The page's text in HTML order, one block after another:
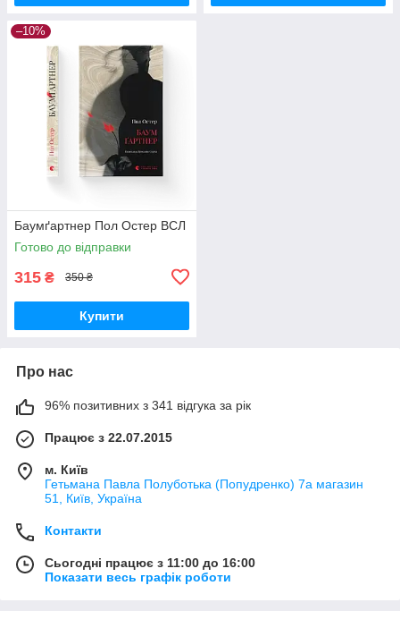
–10%
Баумґартнер Пол Остер ВСЛ
Готово до відправки
315 ₴ 350 ₴
Купити
Про нас
96% позитивних з 341 відгука за рік
Працює з 22.07.2015
м. Київ
Гетьмана Павла Полуботька (Попудренко) 7а магазин
51, Київ, Україна
Контакти
Сьогодні працює з 11:00 до 16:00
Показати весь графік роботи